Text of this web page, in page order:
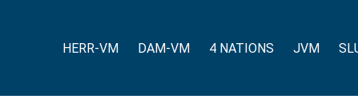
HERR-VM DAM-VM 4 NATIONS JVM